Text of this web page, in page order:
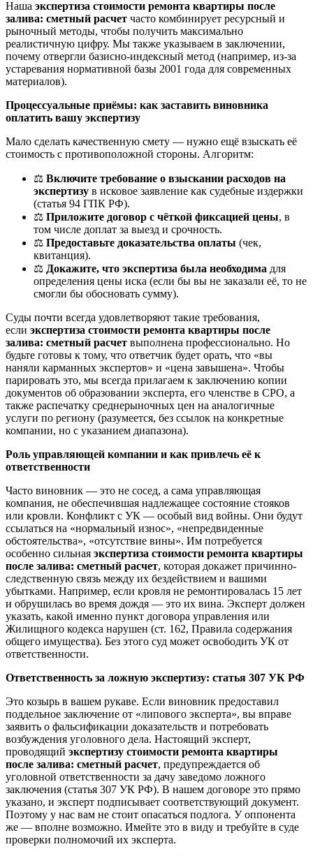
Наша экспертиза стоимости ремонта квартиры после
залива: сметный расчет часто комбинирует ресурсный и
рыночный методы, чтобы получить максимально
реалистичную цифру. Мы также указываем в заключении,
почему отвергли базисно-индексный метод (например, из-за
устаревания нормативной базы 2001 года для современных
материалов).
Процессуальные приёмы: как заставить виновника
оплатить вашу экспертизу
Мало сделать качественную смету — нужно ещё взыскать её
стоимость с противоположной стороны. Алгоритм:
⚖️ Включите требование о взыскании расходов на
экспертизу в исковое заявление как судебные издержки
(статья 94 ГПК РФ).
⚖️ Приложите договор с чёткой фиксацией цены, в
том числе доплат за выезд и срочность.
⚖️ Предоставьте доказательства оплаты (чек,
квитанция).
⚖️ Докажите, что экспертиза была необходима для
определения цены иска (если бы вы не заказали её, то не
смогли бы обосновать сумму).
Суды почти всегда удовлетворяют такие требования,
если экспертиза стоимости ремонта квартиры после
залива: сметный расчет выполнена профессионально. Но
будьте готовы к тому, что ответчик будет орать, что «вы
наняли карманных экспертов» и «цена завышена». Чтобы
парировать это, мы всегда прилагаем к заключению копии
документов об образовании эксперта, его членстве в СРО, а
также распечатку среднерыночных цен на аналогичные
услуги по региону (разумеется, без ссылок на конкретные
компании, но с указанием диапазона).
Роль управляющей компании и как привлечь её к
ответственности
Часто виновник — это не сосед, а сама управляющая
компания, не обеспечившая надлежащее состояние стояков
или кровли. Конфликт с УК — особый вид войны. Они будут
ссылаться на «нормальный износ», «непредвиденные
обстоятельства», «отсутствие вины». Им потребуется
особенно сильная экспертиза стоимости ремонта квартиры
после залива: сметный расчет, которая докажет причинно-
следственную связь между их бездействием и вашими
убытками. Например, если кровля не ремонтировалась 15 лет
и обрушилась во время дождя — это их вина. Эксперт должен
указать, какой именно пункт договора управления или
Жилищного кодекса нарушен (ст. 162, Правила содержания
общего имущества). Без этого суд может освободить УК от
ответственности.
Ответственность за ложную экспертизу: статья 307 УК РФ
Это козырь в вашем рукаве. Если виновник предоставил
поддельное заключение от «липового эксперта», вы вправе
заявить о фальсификации доказательств и потребовать
возбуждения уголовного дела. Настоящий эксперт,
проводящий экспертизу стоимости ремонта квартиры
после залива: сметный расчет, предупреждается об
уголовной ответственности за дачу заведомо ложного
заключения (статья 307 УК РФ). В нашем договоре это прямо
указано, и эксперт подписывает соответствующий документ.
Поэтому у нас вам не стоит опасаться подлога. У оппонента
же — вполне возможно. Имейте это в виду и требуйте в суде
проверки полномочий их эксперта.